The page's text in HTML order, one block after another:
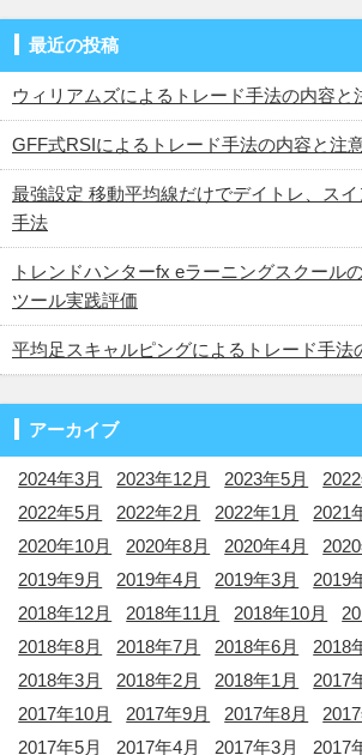
最近の投稿
ウィリアムズによるトレード手法の内容と
GFF式RSIによるトレード手法の内容と注
最強設定 移動平均線だけでデイトレ、ス
手法
トレンドハンターfx eラーニングスクール
ツール実践評価
平均足スキャルピングによるトレード手法
アーカイブ
2024年3月 2023年12月 2023年5月
2022年5月
2022年2月 2022年1月 2021
2020年10月
2020年8月 2020年4月
2019年9月
2019年4月 2019年3月 2019
2018年12月
2018年11月 2018年10月
2018年8月
2018年7月 2018年6月 2018
2018年3月
2018年2月 2018年1月 2017
2017年10月
2017年9月 2017年8月
2017年5月
2017年4月 2017年3月 2017